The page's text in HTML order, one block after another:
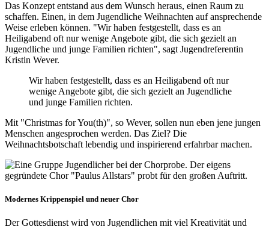
Das Konzept entstand aus dem Wunsch heraus, einen Raum zu
schaffen. Einen, in dem Jugendliche Weihnachten auf ansprechende
Weise erleben können. "Wir haben festgestellt, dass es an
Heiligabend oft nur wenige Angebote gibt, die sich gezielt an
Jugendliche und junge Familien richten", sagt Jugendreferentin
Kristin Wever.
Wir haben festgestellt, dass es an Heiligabend oft nur
wenige Angebote gibt, die sich gezielt an Jugendliche
und junge Familien richten.
Mit "Christmas for You(th)", so Wever, sollen nun eben jene jungen
Menschen angesprochen werden. Das Ziel? Die
Weihnachtsbotschaft lebendig und inspirierend erfahrbar machen.
Modernes Krippenspiel und neuer Chor
Der Gottesdienst wird von Jugendlichen mit viel Kreativität und